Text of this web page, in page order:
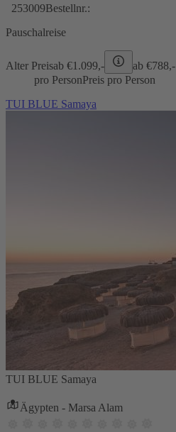
253009Bestellnr.:
Pauschalreise
Alter Preisab €1.099,- ab €788,-
pro PersonPreis pro Person
TUI BLUE Samaya
TUI BLUE Samaya
Ägypten - Marsa Alam